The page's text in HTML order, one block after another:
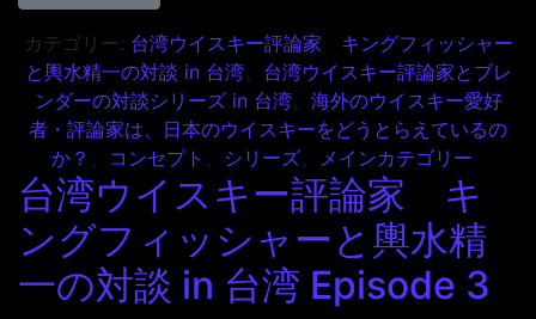
カテゴリー: 台湾ウイスキー評論家 キングフィッシャー
と輿水精一の対談 in 台湾、 台湾ウイスキー評論家とブレ
ンダーの対談シリーズ in 台湾、 海外のウイスキー愛好
者・評論家は、日本のウイスキーをどうとらえているの
か？ 、 コンセプト 、 シリーズ、 メインカテゴリー
台湾ウイスキー評論家 キ
ングフィッシャーと輿水精
一の対談 in 台湾 Episode 3